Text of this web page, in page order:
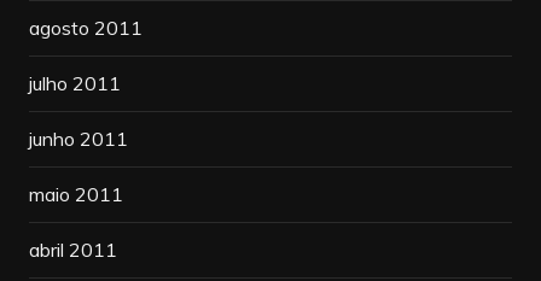
agosto 2011
julho 2011
junho 2011
maio 2011
abril 2011